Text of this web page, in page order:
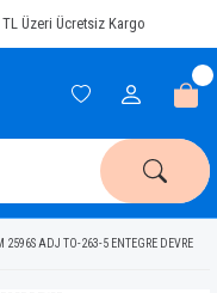
Üzeri Ücretsiz Kargo
2596S ADJ TO-263-5 ENTEGRE DEVRE